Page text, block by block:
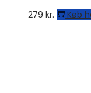
279 kr. Køb